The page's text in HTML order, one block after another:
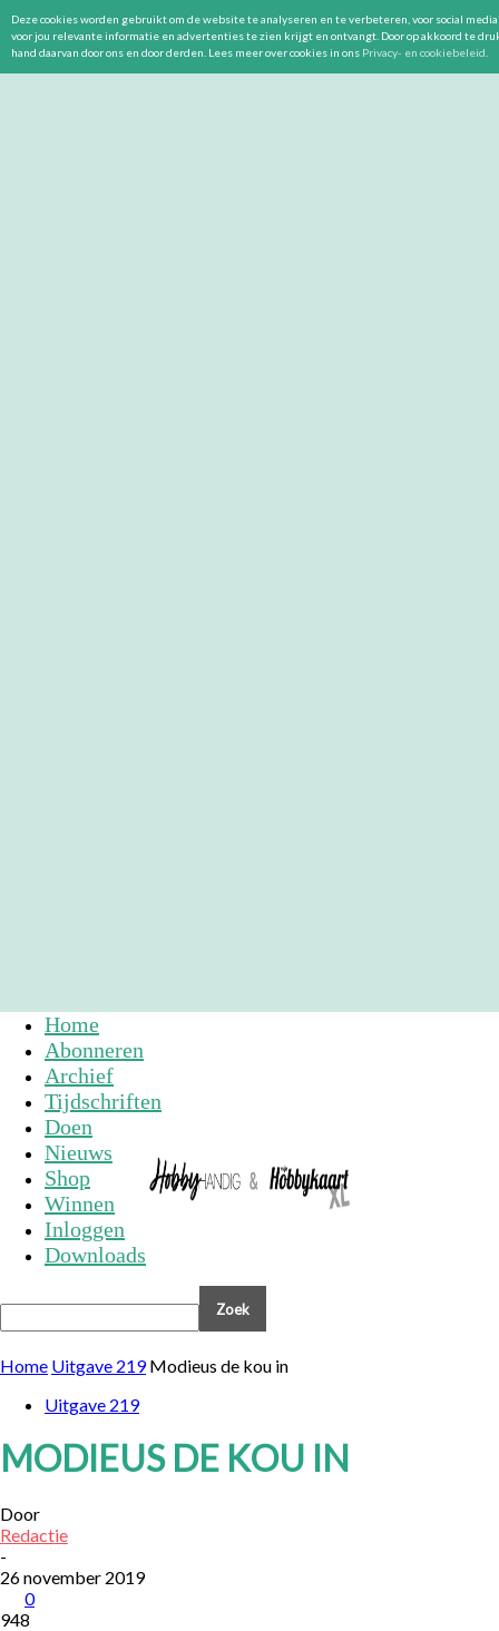
Home
Abonneren
Archief
Tijdschriften
Doen
Nieuws
Shop
Winnen
Inloggen
Downloads
Home Uitgave 219 Modieus de kou in
Uitgave 219
MODIEUS DE KOU IN
Door
Redactie
-
26 november 2019
0
948
Deze cookies worden gebruikt om de website te analyseren en te verbeteren, voor social
voor jou relevante informatie en advertenties te zien krijgt en ontvangt. Door op akkoord te
hand daarvan door ons en door derden. Lees meer over cookies in ons Privacy- en cookiebeleid